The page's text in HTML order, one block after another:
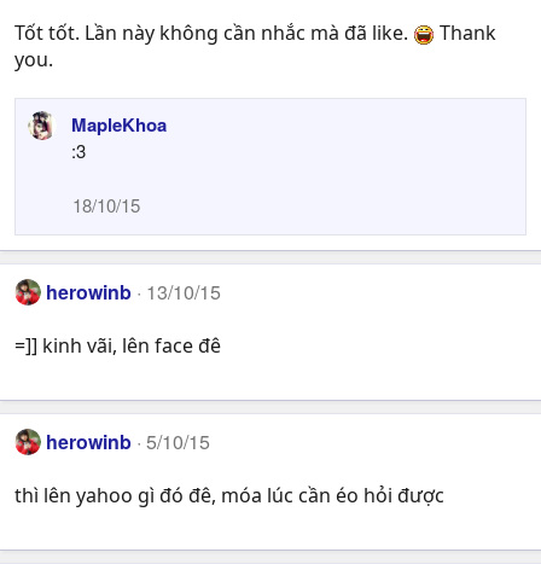
Tốt tốt. Lần này không cần nhắc mà đã like.
Thank
you.
MapleKhoa
:3
18/10/15
herowinb 13/10/15
=]] kinh vãi, lên face đê
herowinb 5/10/15
thì lên yahoo gì đó đê, móa lúc cần éo hỏi được